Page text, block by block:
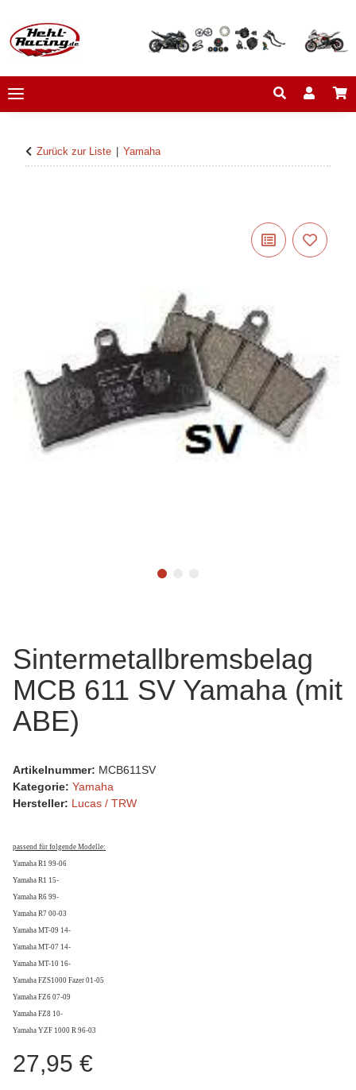
Zurück zur Liste Yamaha
Sintermetallbremsbelag
MCB 611 SV Yamaha (mit
ABE)
Artikelnummer: MCB611SV
Kategorie: Yamaha
Hersteller: Lucas / TRW
passend für folgende Modelle:
Yamaha R1 99-06
Yamaha R1 15-
Yamaha R6 99-
Yamaha R7 00-03
Yamaha MT-09 14-
Yamaha MT-07 14-
Yamaha MT-10 16-
Yamaha FZS1000 Fazer 01-05
Yamaha FZ6 07-09
Yamaha FZ8 10-
Yamaha YZF 1000 R 96-03
27,95 €